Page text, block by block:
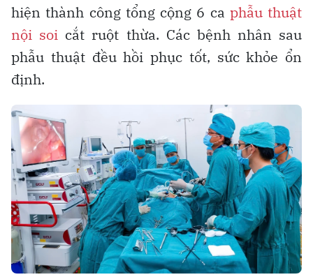
hiện thành công tổng cộng 6 ca phẫu thuật
nội soi cắt ruột thừa. Các bệnh nhân sau
phẫu thuật đều hồi phục tốt, sức khỏe ổn
định.